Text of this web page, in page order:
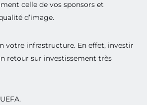
celle de vos sponsors et
d’image.
votre infrastructure. En effet, investir
retour sur investissement très
territoire au